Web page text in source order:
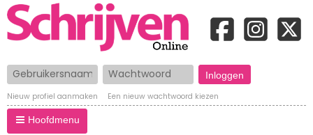
Gebruikersnaam Wachtwoord
Nieuw profiel aanmaken Een nieuw wachtwoord kiezen
Hoofdmenu